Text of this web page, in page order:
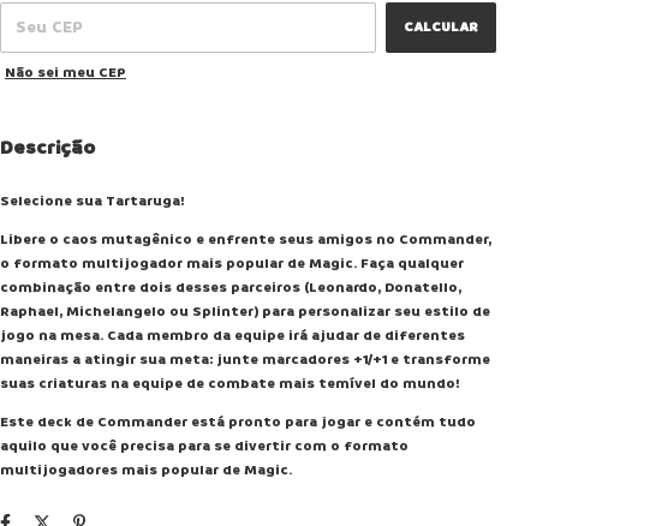
CALCULAR
Não sei meu CEP
Descrição
Selecione sua Tartaruga!
Libere o caos mutagênico e enfrente seus amigos no Commander,
o formato multijogador mais popular de Magic. Faça qualquer
combinação entre dois desses parceiros (Leonardo, Donatello,
Raphael, Michelangelo ou Splinter) para personalizar seu estilo de
jogo na mesa. Cada membro da equipe irá ajudar de diferentes
maneiras a atingir sua meta: junte marcadores +1/+1 e transforme
suas criaturas na equipe de combate mais temível do mundo!
Este deck de Commander está pronto para jogar e contém tudo
aquilo que você precisa para se divertir com o formato
multijogadores mais popular de Magic.